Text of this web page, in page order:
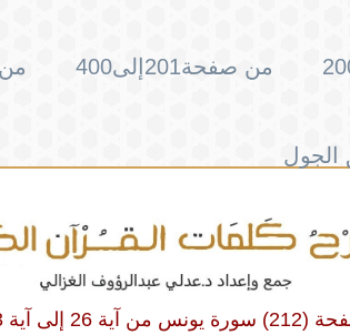
من صفحة201إلى400 من
الجول
يونس من آية 26 إلى آية 33